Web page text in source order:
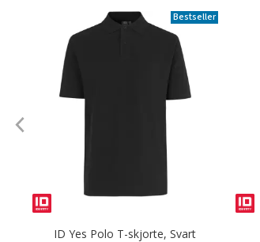
Bestseller
ID Yes Polo T-skjorte, Svart